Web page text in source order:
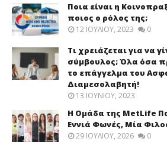
Ποια είναι η
ποιος ο ρόλος της;
12 ΙΟΥΛΊΟΥ, 2023 0
Τι χρειάζεται για να
σύμβουλος; Όλα όσα
το επάγγελμα του
Διαμεσολαβητή!
13 ΙΟΥΝΊΟΥ, 2023
Η Ομάδα της MetLife
Εννιά Φωνές, Μία
29 ΙΟΥΛΊΟΥ, 2026 0